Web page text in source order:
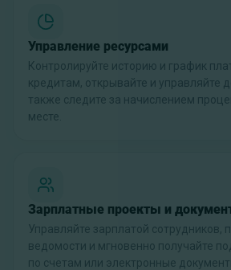
Управление ресурсами
Контролируйте историю и график
кредитам, открывайте и управляйте
также следите за начислением
месте.
Зарплатные проекты и
Управляйте зарплатой сотрудников,
ведомости и мгновенно получайте
по счетам или электронные